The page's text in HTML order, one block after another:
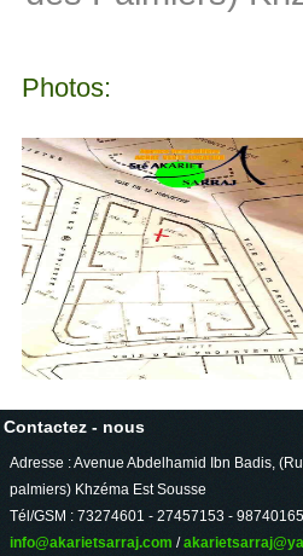
Photos:
Contactez - nous
Adresse : Avenue Abdelhamid Ibn Badis,
palmiers) Khzéma Est Sousse
Tél/GSM : 73274601 - 27457153 -
info@akarietsarraj.com /